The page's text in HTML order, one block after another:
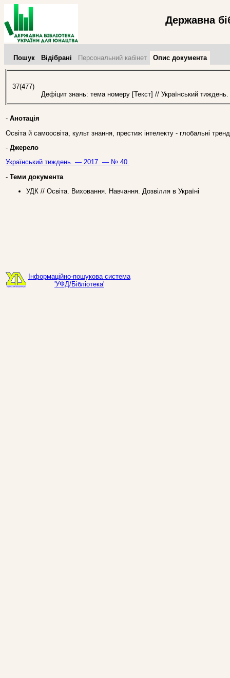
Державна
Пошук Відібрані Персональний кабінет Опис документа
37(477)
Дефіцит знань: тема номеру [Текст] // Український
- Анотація
Освіта й самоосвіта, культ знання, престиж інтелекту - глобальні
- Джерело
Український тиждень. — 2017. — № 40.
- Теми документа
УДК // Освіта. Виховання. Навчання. Дозвілля в Україні
Інформаційно-пошукова система
'УФД/Бібліотека'